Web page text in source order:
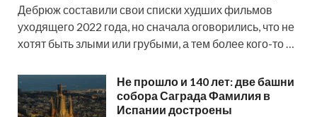
Дебрюж составили свои списки худших фильмов
уходящего 2022 года, но сначала оговорились, что не
хотят быть злыми или грубыми, а тем более кого-то …
Не прошло и 140 лет: две башни
собора Саграда Фамилия в
Испании достроены